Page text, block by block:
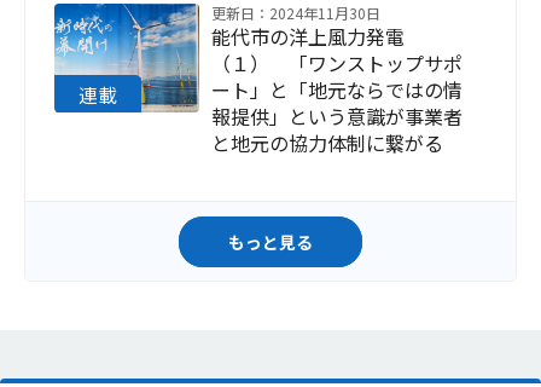
更新日：2024年11月30日
能代市の洋上風力発電
（１） 「ワンストップサポ
ート」と「地元ならではの情
報提供」という意識が事業者
と地元の協力体制に繋がる
もっと見る